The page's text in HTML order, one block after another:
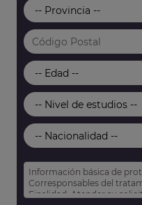
Información básica de
Corresponsables del
Finalidad: Atender su